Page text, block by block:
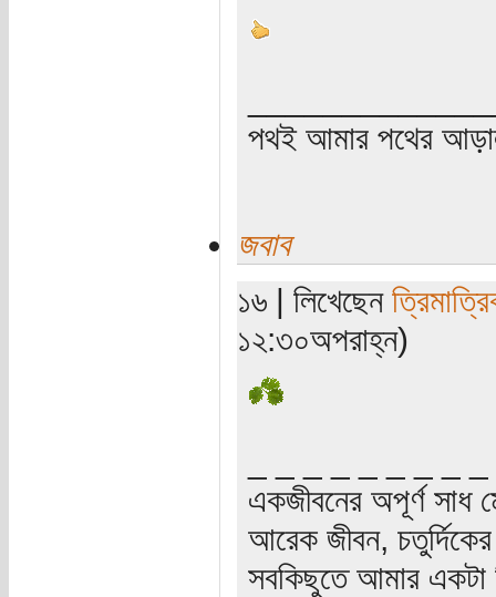
পথই আমার পথের
জবাব
১৬ | লিখেছেন
১২:৩০অপরাহ্ন)
একজীবনের অপূর্ণ সাধ
আরেক জীবন, চতুর্দিকের
সবকিছুতে আমার একটা